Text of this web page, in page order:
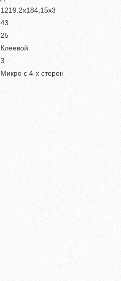
1219.2х184,15х3
43
25
Клеевой
3
Микро с 4-х сторон